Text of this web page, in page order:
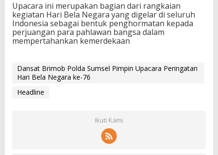
Upacara ini merupakan bagian dari rangkaian
kegiatan Hari Bela Negara yang digelar di seluruh
Indonesia sebagai bentuk penghormatan kepada
perjuangan para pahlawan bangsa dalam
mempertahankan kemerdekaan
Dansat Brimob Polda Sumsel Pimpin Upacara Peringatan
Hari Bela Negara ke-76
Headline
Ikuti Kami